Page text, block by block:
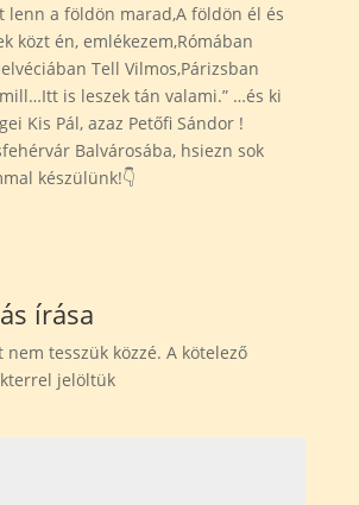
lenn a földön marad,A földön él és
közt én, emlékezem,Rómában
Tell Vilmos,Párizsban
is leszek tán valami.” …és ki
Kis Pál, azaz Petőfi Sándor !
Balvárosába, hsiezn sok
készülünk!👇
írása
tesszük közzé. A kötelező
jelöltük